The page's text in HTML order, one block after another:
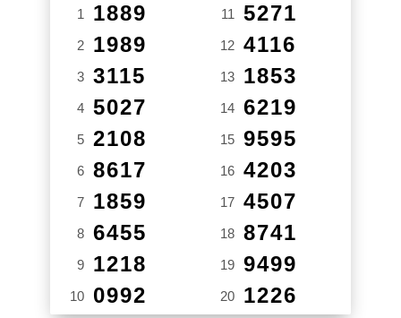
1 1889
2 1989
3 3115
4 5027
5 2108
6 8617
7 1859
8 6455
9 1218
10 0992
11 5271
12 4116
13 1853
14 6219
15 9595
16 4203
17 4507
18 8741
19 9499
20 1226